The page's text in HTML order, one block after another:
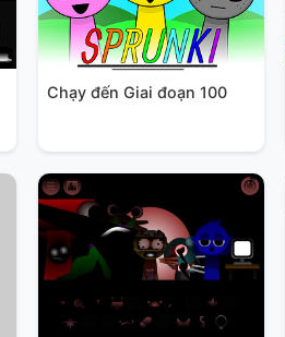
Chạy đến Giai đoạn 100